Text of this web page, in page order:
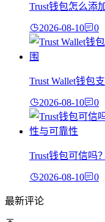
Trust钱包怎么添
2026-08-10 0
Trust Wallet钱包
2026-08-10 0
Trust钱包可信吗
2026-08-10 0
最新评论